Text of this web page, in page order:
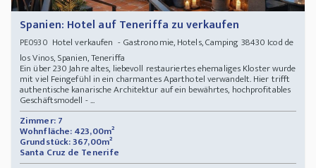
Spanien: Hotel auf Teneriffa zu verkaufen
PE0930 Hotel verkaufen - Gastronomie, Hotels, Camping 38430 Icod de
los Vinos, Spanien, Teneriffa
Ein über 230 Jahre altes, liebevoll restauriertes ehemaliges Kloster wurde
mit viel Feingefühl in ein charmantes Aparthotel verwandelt. Hier trifft
authentische kanarische Architektur auf ein bewährtes, hochprofitables
Geschäftsmodell - ...
Zimmer: 7
Wohnfläche: 423,00m²
Grundstück: 367,00m²
Santa Cruz de Tenerife